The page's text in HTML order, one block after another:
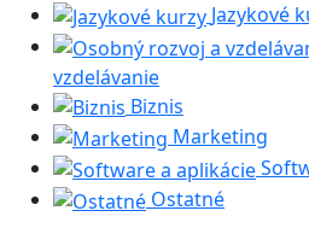
Jazykové
vzdelávanie
Biznis
Marketing
Ostatné